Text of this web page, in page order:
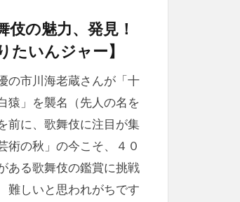
の魅力、発見！
たいんジャー】
の市川海老蔵さんが「十
猿」を襲名（先人の名を
前に、歌舞伎に注目が集
術の秋」の今こそ、４０
ある歌舞伎の鑑賞に挑戦
しいと思われがちです